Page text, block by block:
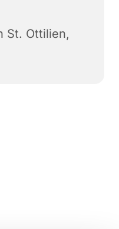
St. Ottilien,